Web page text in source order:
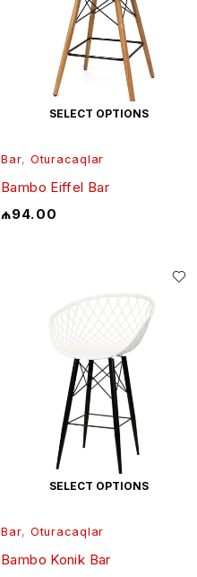
SELECT OPTIONS
Bar, Oturacaqlar
Bambo Eiffel Bar
₼94.00
SELECT OPTIONS
Bar, Oturacaqlar
Bambo Konik Bar